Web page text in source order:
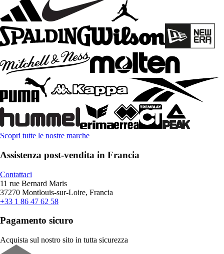
Scopri tutte le nostre marche
Assistenza post-vendita in Francia
Contattaci
11 rue Bernard Maris
37270 Montlouis-sur-Loire, Francia
+33 1 86 47 62 58
Pagamento sicuro
Acquista sul nostro sito in tutta sicurezza